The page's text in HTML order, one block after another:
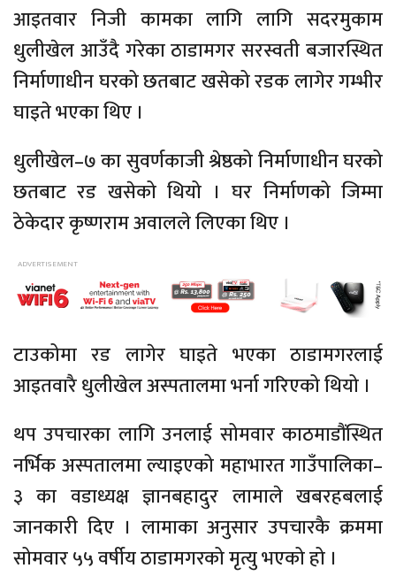
आइतवार निजी कामका लागि लागि सदरमुकाम
धुलीखेल आउँदै गरेका ठाडामगर सरस्वती बजारस्थित
निर्माणाधीन घरको छतबाट खसेको रडक लागेर गम्भीर
घाइते भएका थिए ।
धुलीखेल–७ का सुवर्णकाजी श्रेष्ठको निर्माणाधीन घरको
छतबाट रड खसेको थियो । घर निर्माणको जिम्मा
ठेकेदार कृष्णराम अवालले लिएका थिए ।
टाउकोमा रड लागेर घाइते भएका ठाडामगरलाई
आइतवारै धुलीखेल अस्पतालमा भर्ना गरिएको थियो ।
थप उपचारका लागि उनलाई सोमवार काठमाडौंस्थित
नर्भिक अस्पतालमा ल्याइएको महाभारत गाउँपालिका–
३ का वडाध्यक्ष ज्ञानबहादुर लामाले खबरहबलाई
जानकारी दिए । लामाका अनुसार उपचारकै क्रममा
सोमवार ५५ वर्षीय ठाडामगरको मृत्यु भएको हो ।